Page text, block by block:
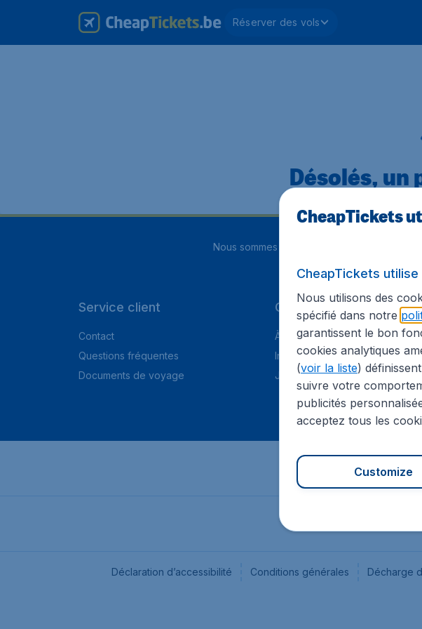
Réserver des vols
Désolés,
Nous sommes notés
Service client
Contact
Questions fréquentes
Documents de voyage
CheapTickets.be
À propos
Information Légale
Jobs
Déclaration d’accessibilité Conditions générales Décharge
CheapTickets
CheapTickets
Nous utilisons des
spécifié dans notre
garantissent le bon
cookies analytiques
(voir la liste)
suivre votre
publicités
acceptez tous les
Customize